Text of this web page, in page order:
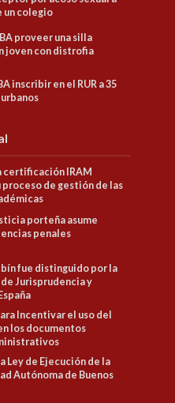
un colegio
proveer una silla
joven con distrofia
inscribir en el RUR a 35
certificación IRAM
proceso de gestión de las
porteña asume
penales
fue distinguido por la
Jurisprudencia y
Incentivar el uso del
los documentos
Ley de Ejecución de la
Autónoma de Buenos